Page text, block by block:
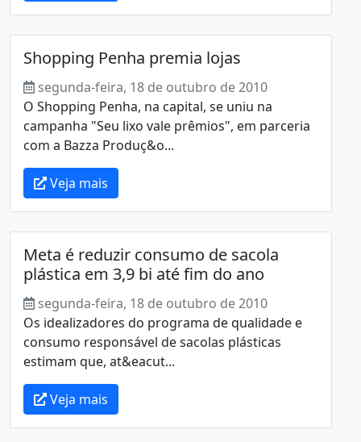
Shopping Penha premia lojas
segunda-feira, 18 de outubro de 2010
O Shopping Penha, na capital, se uniu na
campanha "Seu lixo vale prêmios", em parceria
com a Bazza Produç&o...
Veja mais
Meta é reduzir consumo de sacola
plástica em 3,9 bi até fim do ano
segunda-feira, 18 de outubro de 2010
Os idealizadores do programa de qualidade e
consumo responsável de sacolas plásticas
estimam que, at&eacut...
Veja mais